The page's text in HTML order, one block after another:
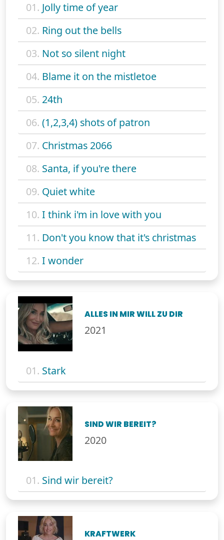
01. Jolly time of year
02. Ring out the bells
03. Not so silent night
04. Blame it on the mistletoe
05. 24th
06. (1,2,3,4) shots of patron
07. Christmas 2066
08. Santa, if you're there
09. Quiet white
10. I think i'm in love with you
11. Don't you know that it's christmas
12. I wonder
ALLES IN MIR WILL ZU DIR
2021
01. Stark
SIND WIR BEREIT?
2020
01. Sind wir bereit?
KRAFTWERK